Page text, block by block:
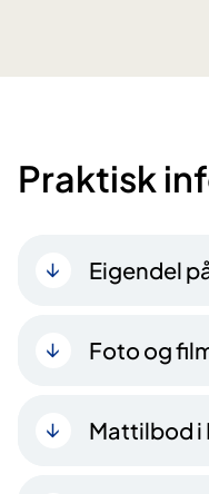
Praktisk
Eigendel
Foto og
Mattilbod i